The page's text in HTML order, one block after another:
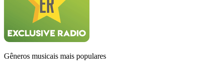
Gêneros musicais mais populares